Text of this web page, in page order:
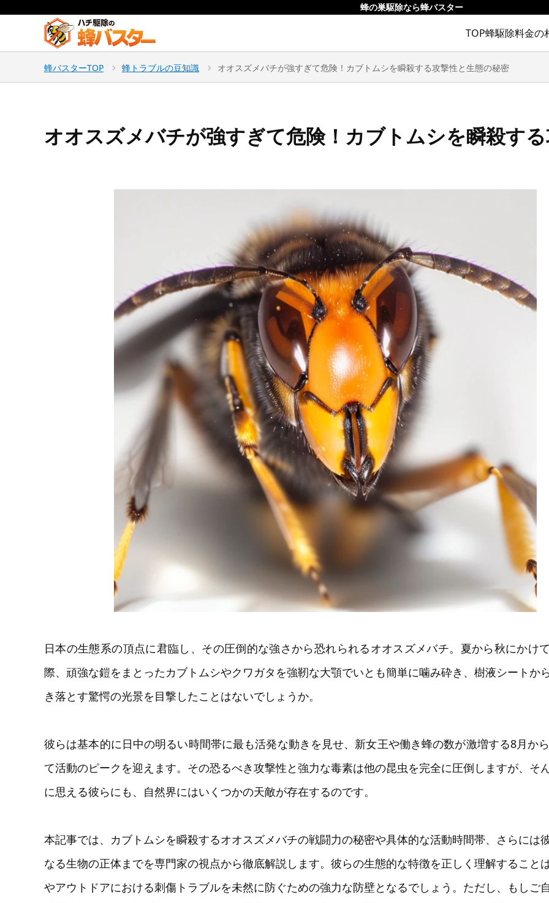
蜂の巣駆除なら蜂バスター
TOP蜂駆除料金の
蜂バスターTOP 蜂トラブルの豆知識 オオスズメバチが強すぎて危険！カブトムシを瞬殺する攻撃性と生態の秘密
オオスズメバチが強すぎて危険！カブトムシを瞬殺す
日本の生態系の頂点に君臨し、その圧倒的な強さから恐れられるオオスズメバチ。夏から秋にかけ
際、頑強な鎧をまとったカブトムシやクワガタを強靭な大顎でいとも簡単に噛み砕き、樹液シートか
き落とす驚愕の光景を目撃したことはないでしょうか。
彼らは基本的に日中の明るい時間帯に最も活発な動きを見せ、新女王や働き蜂の数が激増する8月か
て活動のピークを迎えます。その恐るべき攻撃性と強力な毒素は他の昆虫を完全に圧倒しますが、そ
に思える彼らにも、自然界にはいくつかの天敵が存在するのです。
本記事では、カブトムシを瞬殺するオオスズメバチの戦闘力の秘密や具体的な活動時間帯、さらには
なる生物の正体までを専門家の視点から徹底解説します。彼らの生態的な特徴を正しく理解すること
やアウトドアにおける刺傷トラブルを未然に防ぐための強力な防壁となるでしょう。ただし、もしご